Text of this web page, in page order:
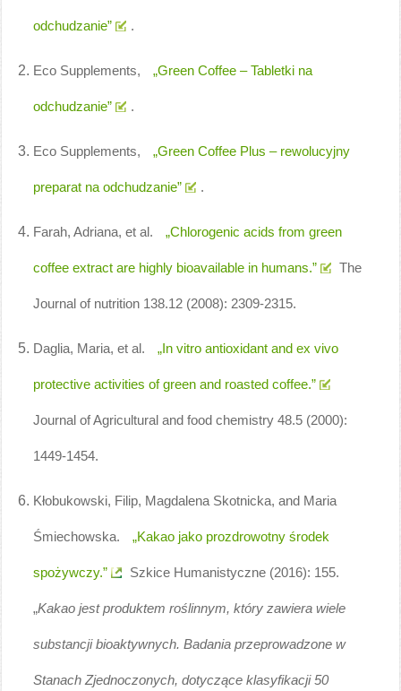
odchudzanie” .
Eco Supplements, „Green Coffee – Tabletki na
odchudzanie” .
Eco Supplements, „Green Coffee Plus – rewolucyjny
preparat na odchudzanie” .
Farah, Adriana, et al. „Chlorogenic acids from green
coffee extract are highly bioavailable in humans.” The
Journal of nutrition 138.12 (2008): 2309-2315.
Daglia, Maria, et al. „In vitro antioxidant and ex vivo
protective activities of green and roasted coffee.”
Journal of Agricultural and food chemistry 48.5 (2000):
1449-1454.
Kłobukowski, Filip, Magdalena Skotnicka, and Maria
Śmiechowska. „Kakao jako prozdrowotny środek
spożywczy.” Szkice Humanistyczne (2016): 155.
„Kakao jest produktem roślinnym, który zawiera wiele
substancji bioaktywnych. Badania przeprowadzone w
Stanach Zjednoczonych, dotyczące klasyfikacji 50